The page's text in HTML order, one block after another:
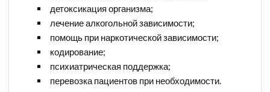
детоксикация организма;
лечение алкогольной зависимости;
помощь при наркотической зависимости;
кодирование;
психиатрическая поддержка;
перевозка пациентов при необходимости.